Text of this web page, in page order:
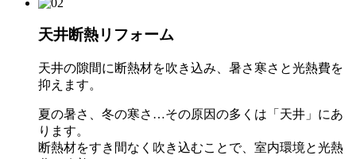
天井断熱リフォーム
天井の隙間に断熱材を吹き込み、暑さ寒さと光熱費を
抑えます。
夏の暑さ、冬の寒さ…その原因の多くは「天井」にあ
ります。
断熱材をすき間なく吹き込むことで、室内環境と光熱